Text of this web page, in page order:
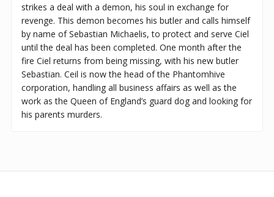
strikes a deal with a demon, his soul in exchange for
revenge. This demon becomes his butler and calls himself
by name of Sebastian Michaelis, to protect and serve Ciel
until the deal has been completed. One month after the
fire Ciel returns from being missing, with his new butler
Sebastian. Ceil is now the head of the Phantomhive
corporation, handling all business affairs as well as the
work as the Queen of England’s guard dog and looking for
his parents murders.